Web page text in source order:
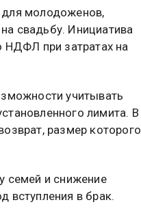
для молодоженов,
свадьбу. Инициатива
НДФЛ при затратах на
учитывать
лимита. В
размер которого
семей и снижение
вступления в брак.